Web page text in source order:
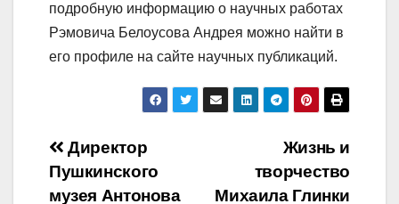
подробную информацию о научных работах
Рэмовича Белоусова Андрея можно найти в
его профиле на сайте научных публикаций.
Навигация
по
Жизнь и
творчество
Михаила Глинки
Директор
Пушкинского
музея Антонова